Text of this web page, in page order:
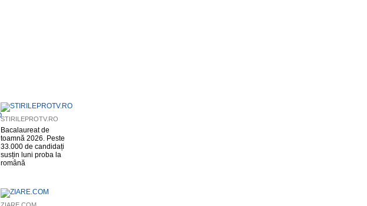
STIRILEPROTV.RO
Bacalaureat de
toamnă 2026. Peste
33.000 de candidați
susțin luni proba la
română